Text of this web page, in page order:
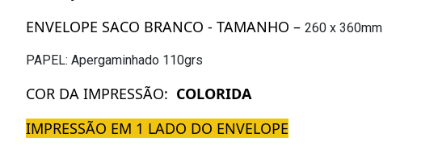
ENVELOPE SACO BRANCO - TAMANHO – 260 x 360mm
PAPEL: Apergaminhado 110grs
COR DA IMPRESSÃO: COLORIDA
IMPRESSÃO EM 1 LADO DO ENVELOPE